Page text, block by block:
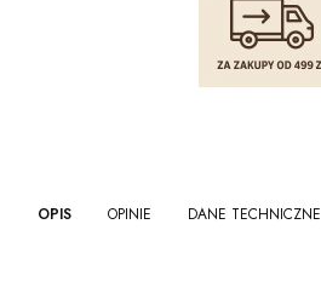
OPIS OPINIE DANE TECHNICZNE